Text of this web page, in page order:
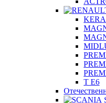
T E6